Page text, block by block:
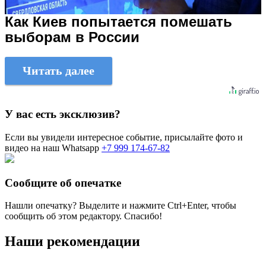
Как Киев попытается помешать
выборам в России
Читать далее
У вас есть эксклюзив?
Если вы увидели интересное событие, присылайте фото и
видео на наш Whatsapp +7 999 174-67-82
Сообщите об опечатке
Нашли опечатку? Выделите и нажмите Ctrl+Enter, чтобы
сообщить об этом редактору. Спасибо!
Наши рекомендации